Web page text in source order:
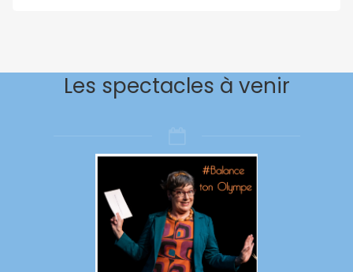
Les spectacles à venir